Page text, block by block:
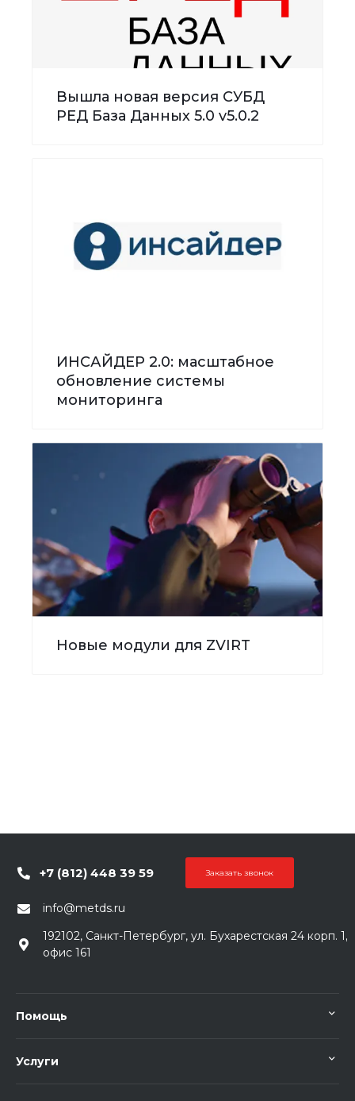
Вышла новая версия СУБД
РЕД База Данных 5.0 v5.0.2
ИНСАЙДЕР 2.0: масштабное
обновление системы
мониторинга
Новые модули для ZVIRT
+7 (812) 448 39 59 Заказать звонок
info@metds.ru
192102, Санкт-Петербург, ул. Бухарестская 24 корп. 1,
офис 161
Помощь
Услуги